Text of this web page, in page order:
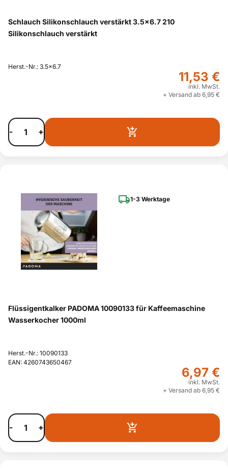
Schlauch Silikonschlauch verstärkt 3.5x6.7 210
Silikonschlauch verstärkt
Herst.-Nr.: 3.5x6.7
11,53 €
inkl. MwSt.
+ Versand ab 6,95 €
- +
1-3 Werktage
Flüssigentkalker PADOMA 10090133 für Kaffeemaschine
Wasserkocher 1000ml
Herst.-Nr.: 10090133
EAN: 4260743650467
6,97 €
inkl. MwSt.
+ Versand ab 6,95 €
- +